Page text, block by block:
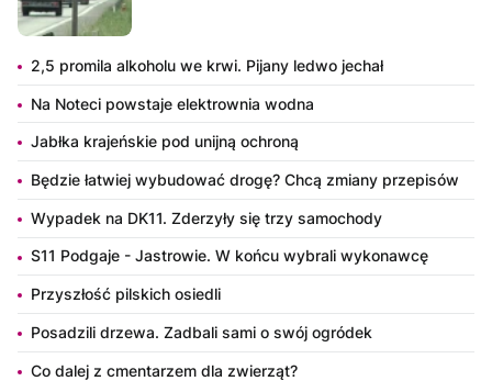
2,5 promila alkoholu we krwi. Pijany ledwo jechał
Na Noteci powstaje elektrownia wodna
Jabłka krajeńskie pod unijną ochroną
Będzie łatwiej wybudować drogę? Chcą zmiany przepisów
Wypadek na DK11. Zderzyły się trzy samochody
S11 Podgaje - Jastrowie. W końcu wybrali wykonawcę
Przyszłość pilskich osiedli
Posadzili drzewa. Zadbali sami o swój ogródek
Co dalej z cmentarzem dla zwierząt?